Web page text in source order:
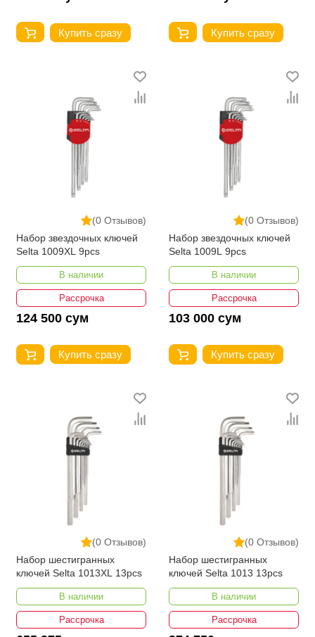
Купить сразу Купить сразу
(0 Отзывов)
Набор звездочных ключей
Selta 1009XL 9pcs
В наличии
Рассрочка
124 500 сум
Купить сразу
(0 Отзывов)
Набор звездочных ключей
Selta 1009L 9pcs
В наличии
Рассрочка
103 000 сум
Купить сразу
(0 Отзывов)
Набор шестигранных
ключей Selta 1013XL 13pcs
В наличии
Рассрочка
(0 Отзывов)
Набор шестигранных
ключей Selta 1013 13pcs
В наличии
Рассрочка